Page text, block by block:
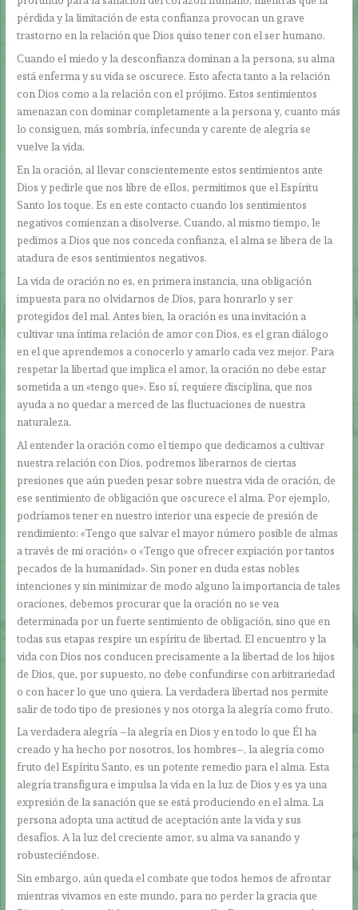
pérdida y la limitación de esta confianza provocan un grave
trastorno en la relación que Dios quiso tener con el ser humano.
Cuando el miedo y la desconfianza dominan a la persona, su alma
está enferma y su vida se oscurece. Esto afecta tanto a la relación
con Dios como a la relación con el prójimo. Estos sentimientos
amenazan con dominar completamente a la persona y, cuanto más
lo consiguen, más sombría, infecunda y carente de alegría se
vuelve la vida.
En la oración, al llevar conscientemente estos sentimientos ante
Dios y pedirle que nos libre de ellos, permitimos que el Espíritu
Santo los toque. Es en este contacto cuando los sentimientos
negativos comienzan a disolverse. Cuando, al mismo tiempo, le
pedimos a Dios que nos conceda confianza, el alma se libera de la
atadura de esos sentimientos negativos.
La vida de oración no es, en primera instancia, una obligación
impuesta para no olvidarnos de Dios, para honrarlo y ser
protegidos del mal. Antes bien, la oración es una invitación a
cultivar una íntima relación de amor con Dios, es el gran diálogo
en el que aprendemos a conocerlo y amarlo cada vez mejor. Para
respetar la libertad que implica el amor, la oración no debe estar
sometida a un «tengo que». Eso sí, requiere disciplina, que nos
ayuda a no quedar a merced de las fluctuaciones de nuestra
naturaleza.
Al entender la oración como el tiempo que dedicamos a cultivar
nuestra relación con Dios, podremos liberarnos de ciertas
presiones que aún pueden pesar sobre nuestra vida de oración, de
ese sentimiento de obligación que oscurece el alma. Por ejemplo,
podríamos tener en nuestro interior una especie de presión de
rendimiento: «Tengo que salvar el mayor número posible de almas
a través de mi oración» o «Tengo que ofrecer expiación por tantos
pecados de la humanidad». Sin poner en duda estas nobles
intenciones y sin minimizar de modo alguno la importancia de tales
oraciones, debemos procurar que la oración no se vea
determinada por un fuerte sentimiento de obligación, sino que en
todas sus etapas respire un espíritu de libertad. El encuentro y la
vida con Dios nos conducen precisamente a la libertad de los hijos
de Dios, que, por supuesto, no debe confundirse con arbitrariedad
o con hacer lo que uno quiera. La verdadera libertad nos permite
salir de todo tipo de presiones y nos otorga la alegría como fruto.
La verdadera alegría –la alegría en Dios y en todo lo que Él ha
creado y ha hecho por nosotros, los hombres–, la alegría como
fruto del Espíritu Santo, es un potente remedio para el alma. Esta
alegría transfigura e impulsa la vida en la luz de Dios y es ya una
expresión de la sanación que se está produciendo en el alma. La
persona adopta una actitud de aceptación ante la vida y sus
desafíos. A la luz del creciente amor, su alma va sanando y
robusteciéndose.
Sin embargo, aún queda el combate que todos hemos de afrontar
mientras vivamos en este mundo, para no perder la gracia que